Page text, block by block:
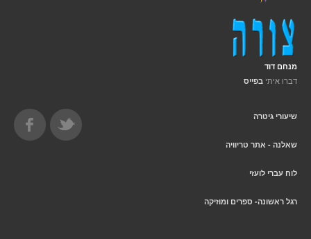
מנחם דוד
דברו איתי בפייס
שיעורי גיטרה
שאלנה - אתר טריוויה
לוח עברי לועזי
רגל ראשונה- ספרים ומוזיקה